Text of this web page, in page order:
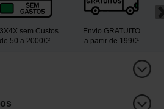
sem Custos
de 50 a 2000€²
Envio GRATUITO
a partir de 199€¹